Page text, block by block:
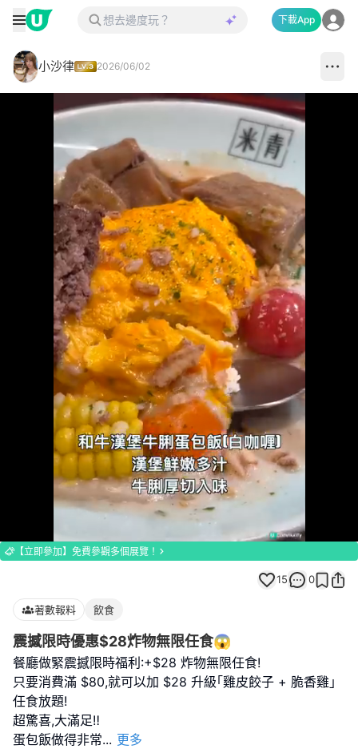
下載App
小沙律 2026/06/02
100.00%
【立即參加】免費參觀多個展覽！
15 0
著數報料 飲食
震撼限時優惠$28炸物無限任食😱
餐廳做緊震撼限時福利:+$28 炸物無限任食!
只要消費滿 $80,就可以加 $28 升級｢雞皮餃子 + 脆香雞｣
任食放題!
超驚喜,大滿足‼️
蛋包飯做得非常... 更多